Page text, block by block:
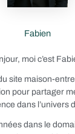
Fabien
moi c’est
site maison-
pour partager
dans l’univers
dans le